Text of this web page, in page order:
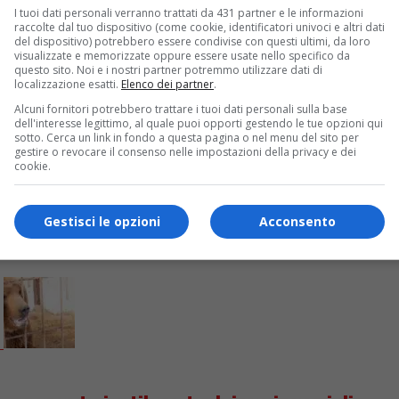
Portogallo: gli investigatori avrebbero
di DNA, ma si cercavano anche una pistola ed
I tuoi dati personali verranno trattati da 431 partner e le informazioni
raccolte dal tuo dispositivo (come cookie, identificatori univoci e altri dati
del dispositivo) potrebbero essere condivise con questi ultimi, da loro
visualizzate e memorizzate oppure essere usate nello specifico da
questo sito. Noi e i nostri partner potremmo utilizzare dati di
localizzazione esatti. Elenco dei partner.
Alcuni fornitori potrebbero trattare i tuoi dati personali sulla base
dell'interesse legittimo, al quale puoi opporti gestendo le tue opzioni qui
sotto. Cerca un link in fondo a questa pagina o nel menu del sito per
gestire o revocare il consenso nelle impostazioni della privacy e dei
cookie.
Acconsento
Gestisci le opzioni